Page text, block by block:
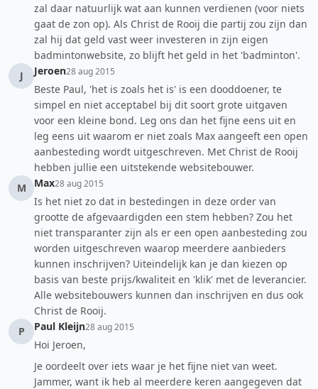
zal daar natuurlijk wat aan kunnen verdienen (voor niets
gaat de zon op). Als Christ de Rooij die partij zou zijn dan
zal hij dat geld vast weer investeren in zijn eigen
badmintonwebsite, zo blijft het geld in het 'badminton'.
J
Jeroen28 aug 2015
Beste Paul, 'het is zoals het is' is een dooddoener, te
simpel en niet acceptabel bij dit soort grote uitgaven
voor een kleine bond. Leg ons dan het fijne eens uit en
leg eens uit waarom er niet zoals Max aangeeft een open
aanbesteding wordt uitgeschreven. Met Christ de Rooij
hebben jullie een uitstekende websitebouwer.
M
Max28 aug 2015
Is het niet zo dat in bestedingen in deze order van
grootte de afgevaardigden een stem hebben? Zou het
niet transparanter zijn als er een open aanbesteding zou
worden uitgeschreven waarop meerdere aanbieders
kunnen inschrijven? Uiteindelijk kan je dan kiezen op
basis van beste prijs/kwaliteit en 'klik' met de leverancier.
Alle websitebouwers kunnen dan inschrijven en dus ook
Christ de Rooij.
P
Paul Kleijn28 aug 2015
Hoi Jeroen,
Je oordeelt over iets waar je het fijne niet van weet.
Jammer, want ik heb al meerdere keren aangegeven dat